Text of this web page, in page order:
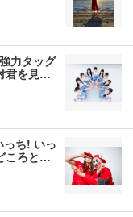
力タッグ
君を見…
ち! いっ
ころと…